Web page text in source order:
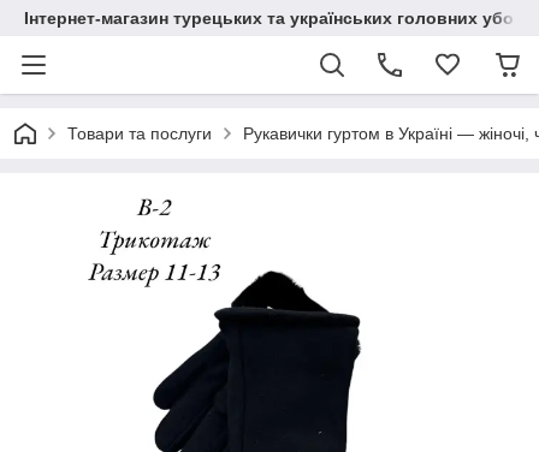
Інтернет-магазин турецьких та українських головних
Товари та послуги Рукавички гуртом в Україні — жіночі,